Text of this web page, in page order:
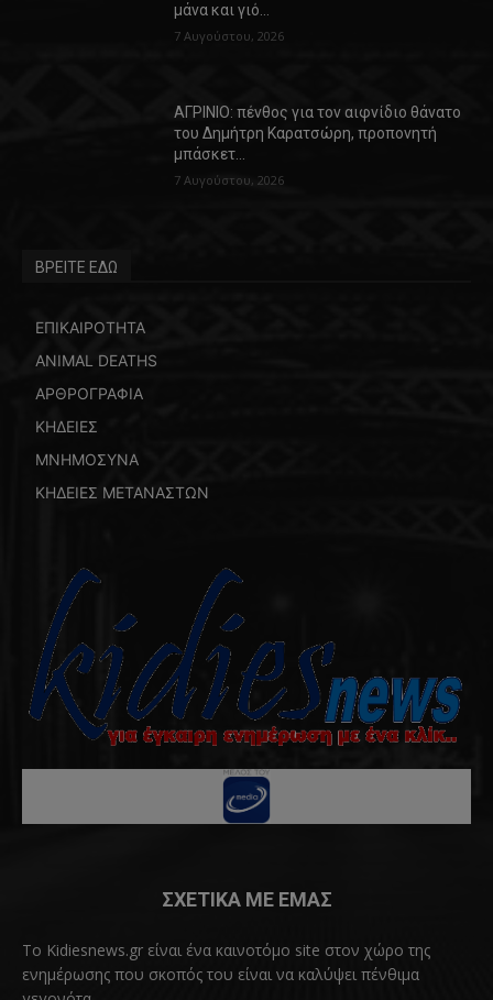
μάνα και γιό…
7 Αυγούστου, 2026
ΑΓΡΙΝΙΟ: πένθος για τον αιφνίδιο θάνατο
του Δημήτρη Καρατσώρη, προπονητή
μπάσκετ…
7 Αυγούστου, 2026
ΒΡΕΙΤΕ ΕΔΩ
ΕΠΙΚΑΙΡΟΤΗΤΑ
ANIMAL DEATHS
ΑΡΘΡΟΓΡΑΦΙΑ
ΚΗΔΕΙΕΣ
ΜΝΗΜΟΣΥΝΑ
ΚΗΔΕΙΕΣ ΜΕΤΑΝΑΣΤΩΝ
ΣΧΕΤΙΚΑ ΜΕ ΕΜΑΣ
Το Kidiesnews.gr είναι ένα καινοτόμο site στον χώρο της
ενημέρωσης που σκοπός του είναι να καλύψει πένθιμα